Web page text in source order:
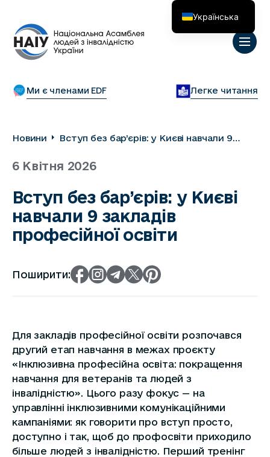
Ми є членами EDF Легке читання
Новини
Вступ без бар’єрів: у Києві навчали 9
6 Квітня 2026
Вступ без бар’єрів: у Києві
навчали 9 закладів
професійної освіти
Поширити:
Для закладів професійної освіти розпочався
другий етап навчання в межах проєкту
«Інклюзивна професійна освіта: покращення
навчання для ветеранів та людей з
інвалідністю». Цього разу фокус — на
управлінні інклюзивними комунікаційними
кампаніями: як говорити про вступ просто,
доступно і так, щоб до профосвіти приходило
більше людей з інвалідністю. Перший тренінг
Українська
English